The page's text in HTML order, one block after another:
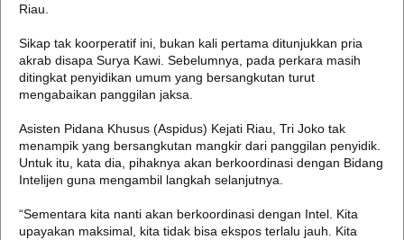
Riau.
Sikap tak koorperatif ini, bukan kali pertama ditunjukkan pria
akrab disapa Surya Kawi. Sebelumnya, pada perkara masih
ditingkat penyidikan umum yang bersangkutan turut
mengabaikan panggilan jaksa.
Asisten Pidana Khusus (Aspidus) Kejati Riau, Tri Joko tak
menampik yang bersangkutan mangkir dari panggilan penyidik.
Untuk itu, kata dia, pihaknya akan berkoordinasi dengan Bidang
Intelijen guna mengambil langkah selanjutnya.
“Sementara kita nanti akan berkoordinasi dengan Intel. Kita
upayakan maksimal, kita tidak bisa ekspos terlalu jauh. Kita